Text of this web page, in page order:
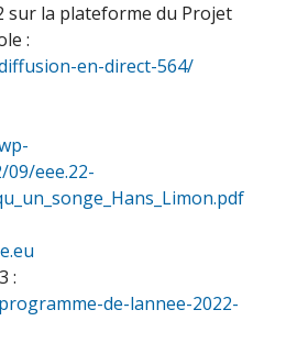
sur la plateforme du Projet
:
en-direct-564/
eee.22-
:
de-lannee-2022-